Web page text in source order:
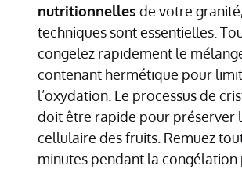
nutritionnelles de votre
techniques sont essentielles.
congelez rapidement le
contenant hermétique pour
l’oxydation. Le processus de
doit être rapide pour préserver
cellulaire des fruits. Remuez
minutes pendant la congélation